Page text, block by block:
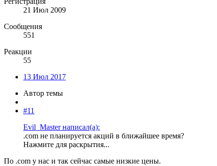
21 Июл 2009
Сообщения
551
Реакции
55
13 Июл 2017
Автор темы
#11
Evil_Master написал(а):
.com не планируется акций в ближайшее время?
Нажмите для раскрытия...
По .com у нас и так сейчас самые низкие цены.